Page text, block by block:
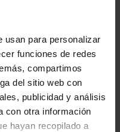
usan para personalizar
funciones de redes
compartimos
del sitio web con
publicidad y análisis
con otra información
hayan recopilado a